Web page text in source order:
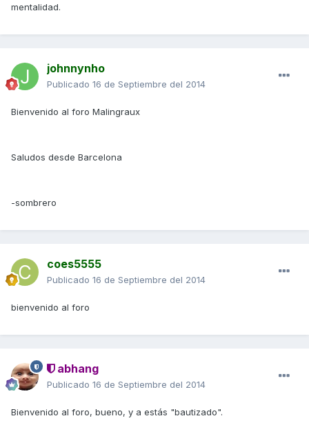
mentalidad.
johnnynho
Publicado 16 de Septiembre del 2014
Bienvenido al foro Malingraux
Saludos desde Barcelona
-sombrero
coes5555
Publicado 16 de Septiembre del 2014
bienvenido al foro
abhang
Publicado 16 de Septiembre del 2014
Bienvenido al foro, bueno, y a estás "bautizado".